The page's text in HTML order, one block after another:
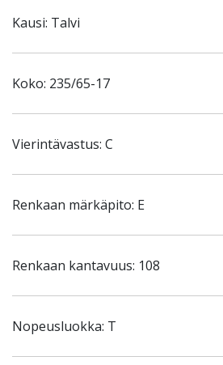
Kausi: Talvi
Koko: 235/65-17
Vierintävastus: C
Renkaan märkäpito: E
Renkaan kantavuus: 108
Nopeusluokka: T